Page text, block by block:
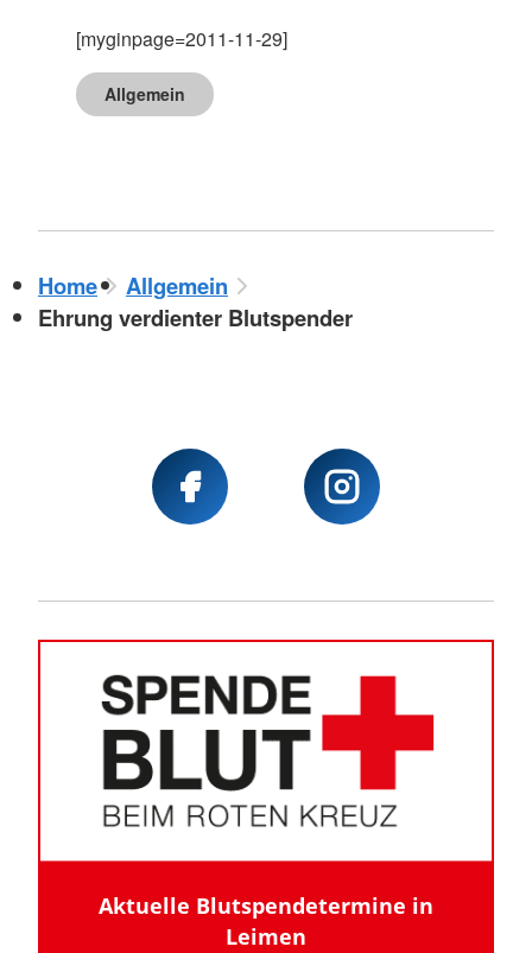
[myginpage=2011-11-29]
Allgemein
Home
Allgemein
Ehrung verdienter Blutspender
Aktuelle Blutspendetermine in
Leimen